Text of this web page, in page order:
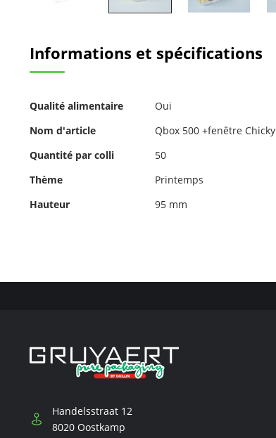
début
de
la
d’images
Informations et spécifications
Pour
d'informations
Qualité alimentaire
Oui
Nom d'article
Qbox 500 +fenêtre Chicky
Quantité par colli
50
Thème
Printemps
Hauteur
95 mm
Handelsstraat 12
8020 Oostkamp